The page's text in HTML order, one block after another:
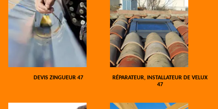
DEVIS ZINGUEUR 47
RÉPARATEUR, INSTALLATEUR DE VELUX
47